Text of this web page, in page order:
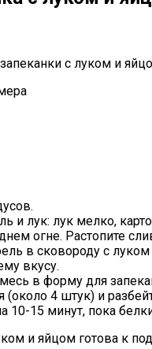
с луком и
и лук: лук мелко,
огне. Растопите
в сковороду с
вкусу.
в форму для
4 штук) и
10-15 минут, пока
и яйцом готова к